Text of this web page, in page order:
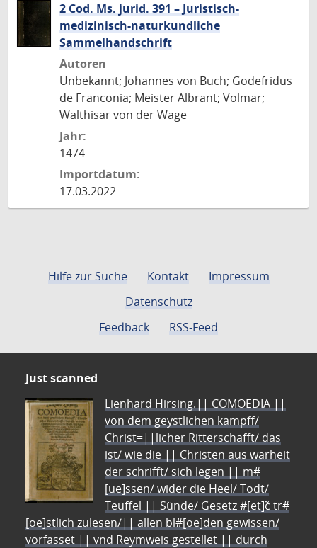
2 Cod. Ms. jurid. 391 – Juristisch-
medizinisch-naturkundliche
Sammelhandschrift
Autoren
Unbekannt; Johannes von Buch; Godefridus
de Franconia; Meister Albrant; Volmar;
Walthisar von der Wage
Jahr:
1474
Importdatum:
17.03.2022
Hilfe zur Suche Kontakt
Impressum
Datenschutz
Feedback
RSS-Feed
Just scanned
Lienhard Hirsing.|| COMOEDIA ||
von dem geystlichen kampff/
Christ=||licher Ritterschafft/ das
ist/ wie die || Christen aus warheit
der schrifft/ sich legen || m#
[ue]ssen/ wider die Heel/ Todt/
Teuffel || Sünde/ Gesetz #[et]c̃ tr#
[oe]stlich zulesen/|| allen bl#[oe]den gewissen/
vorfasset || vnd Reymweis gestellet || durch